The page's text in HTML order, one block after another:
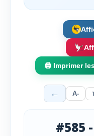
🖨️ Imprimer
← A-
#585